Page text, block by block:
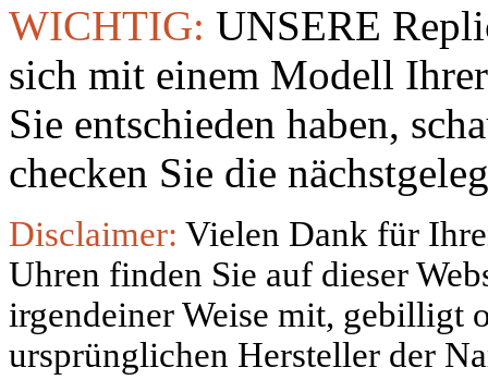
WICHTIG: UNSERE
sich mit einem Modell
Sie entschieden haben,
checken Sie die
Disclaimer: Vielen Dank für
Uhren finden Sie auf dieser
irgendeiner Weise mit, gebilligt
ursprünglichen Hersteller der